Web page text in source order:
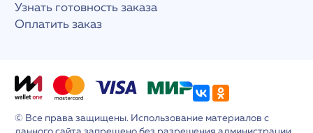
Узнать готовность заказа
Оплатить заказ
© Все права защищены. Использование материалов с